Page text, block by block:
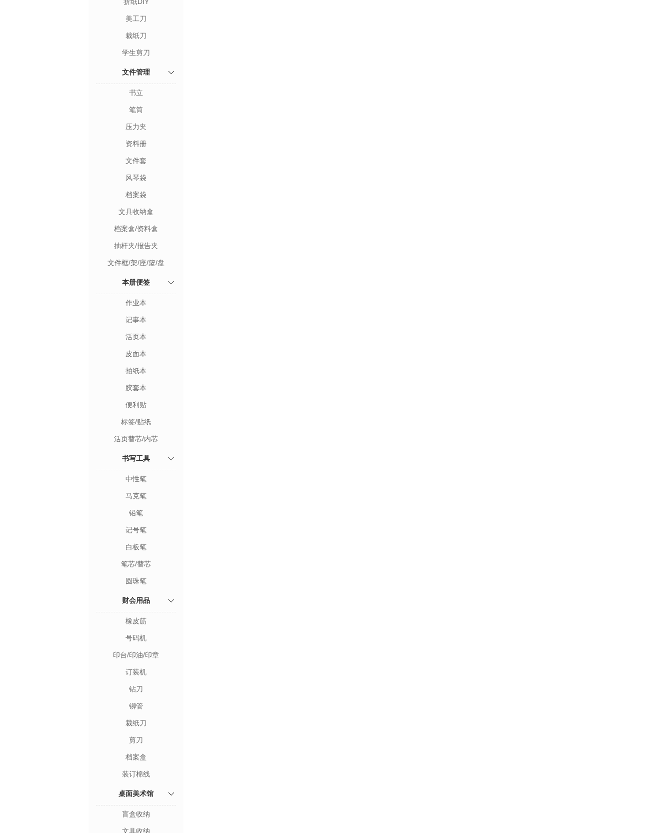
美工刀
裁纸刀
学生剪刀
文件管理
书立
笔筒
压力夹
资料册
文件套
风琴袋
档案袋
文具收纳盒
档案盒/资料盒
抽杆夹/报告夹
文件框/架/座/篮/盘
本册便签
作业本
记事本
活页本
皮面本
拍纸本
胶套本
便利贴
标签/贴纸
活页替芯/内芯
书写工具
中性笔
马克笔
铅笔
记号笔
白板笔
笔芯/替芯
圆珠笔
财会用品
橡皮筋
号码机
印台/印油/印章
订装机
钻刀
铆管
裁纸刀
剪刀
档案盒
装订棉线
桌面美术馆
盲盒收纳
文具收纳